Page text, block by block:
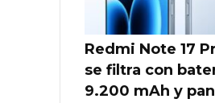
Redmi Note 17
se filtra con
9.200 mAh y